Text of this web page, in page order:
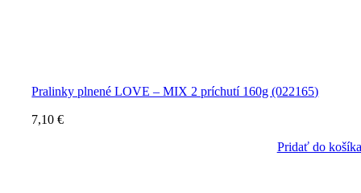
Pralinky plnené LOVE – MIX 2 príchutí 160g (022165)
7,10€
Pridať do košíka